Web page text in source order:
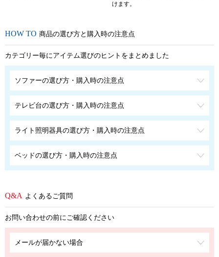
けます。
商品の選び方と購入時の注意点
カテゴリー毎にアイテム選びのヒントをまとめました
ソファーの選び方・購入時の注意点
テレビ台の選び方・購入時の注意点
ライト照明器具の選び方・購入時の注意点
ベッドの選び方・購入時の注意点
よくあるご質問
お問い合わせの前にご確認ください
メールが届かない場合